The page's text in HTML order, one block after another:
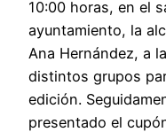
10:00 horas, en el
ayuntamiento, la
Ana Hernández, a
distintos grupos
edición.
presentado el